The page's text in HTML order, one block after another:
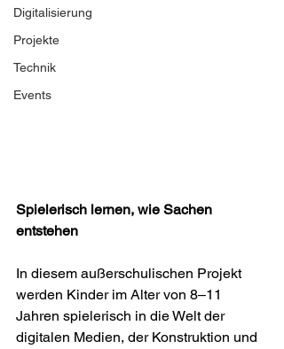
Digitalisierung
Projekte
Technik
Events
Spielerisch lernen, wie Sachen
entstehen
In diesem außerschulischen Projekt
werden Kinder im Alter von 8–11
Jahren spielerisch in die Welt der
digitalen Medien, der Konstruktion und